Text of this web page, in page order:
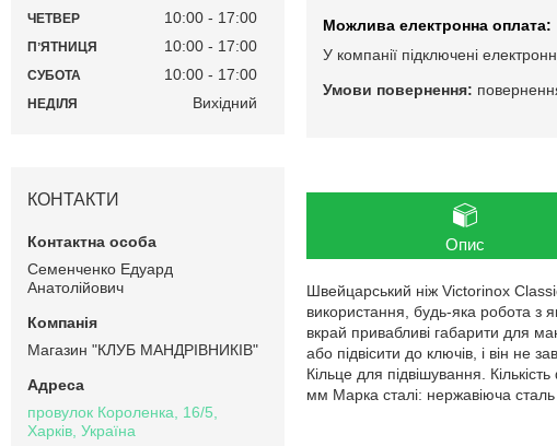
У компанії підключені
Опис
Швейцарський ніж Victorinox
використання, будь-яка робота з
вкрай привабливі габарити для
або підвісити до ключів, і він не
Кільце для підвішування.
мм Марка сталі: нержавіюча
ЧЕТВЕР 10:00 17:00
ПʼЯТНИЦЯ 10:00 17:00
СУБОТА 10:00 17:00
НЕДІЛЯ Вихідний
КОНТАКТИ
Семенченко Едуард
Анатолійович
Магазин "КЛУБ МАНДРІВНИКІВ"
провулок Короленка, 16/5,
Харків, Україна